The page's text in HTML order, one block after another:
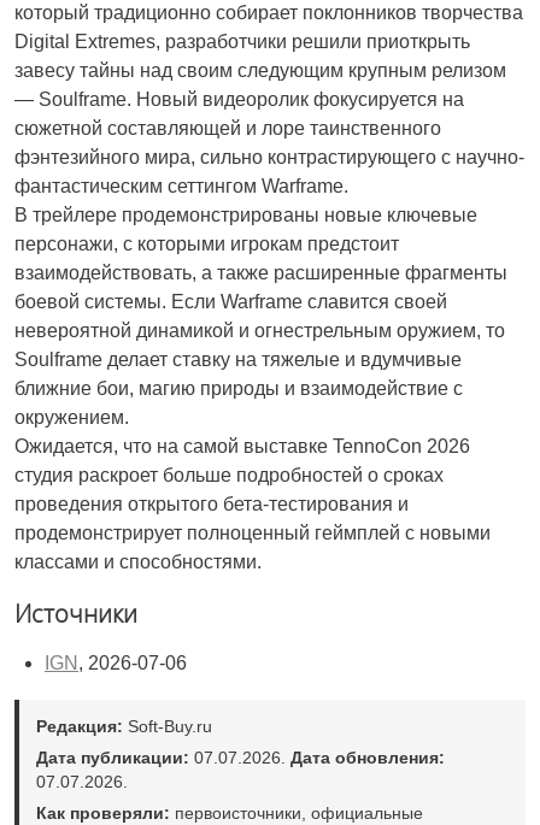
который традиционно собирает поклонников творчества
Digital Extremes, разработчики решили приоткрыть
завесу тайны над своим следующим крупным релизом
— Soulframe. Новый видеоролик фокусируется на
сюжетной составляющей и лоре таинственного
фэнтезийного мира, сильно контрастирующего с научно-
фантастическим сеттингом Warframe.
В трейлере продемонстрированы новые ключевые
персонажи, с которыми игрокам предстоит
взаимодействовать, а также расширенные фрагменты
боевой системы. Если Warframe славится своей
невероятной динамикой и огнестрельным оружием, то
Soulframe делает ставку на тяжелые и вдумчивые
ближние бои, магию природы и взаимодействие с
окружением.
Ожидается, что на самой выставке TennoCon 2026
студия раскроет больше подробностей о сроках
проведения открытого бета-тестирования и
продемонстрирует полноценный геймплей с новыми
классами и способностями.
Источники
IGN , 2026-07-06
Редакция: Soft-Buy.ru
Дата публикации: 07.07.2026. Дата обновления:
07.07.2026.
Как проверяли: первоисточники, официальные